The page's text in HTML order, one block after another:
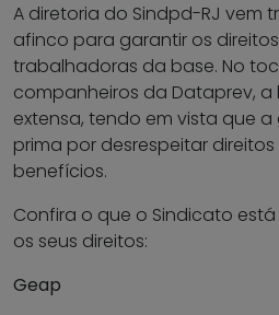
A diretoria do Sindpd-RJ vem
afinco para garantir os
trabalhadoras da base. No
companheiros da Dataprev, a
extensa, tendo em vista que
prima por desrespeitar direitos
benefícios.
Confira o que o Sindicato
os seus direitos:
Geap